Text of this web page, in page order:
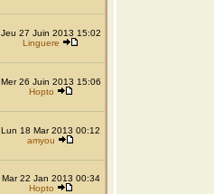
Jeu 27 Juin 2013 15:02
Linguere
Mer 26 Juin 2013 15:06
Hopto
Lun 18 Mar 2013 00:12
amyou
Mar 22 Jan 2013 00:34
Hopto